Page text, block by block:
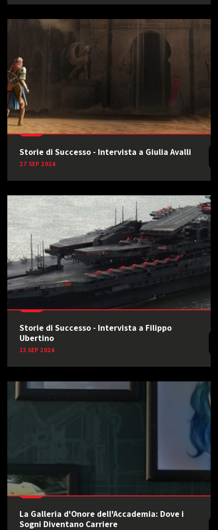
Storie di Successo - Intervista a Giulia Avalli
27 SEP 2024
Storie di Successo - Intervista a Filippo
Ubertino
13 SEP 2024
La Galleria d'Onore dell'Accademia: Dove i
Sogni Diventano Carriere